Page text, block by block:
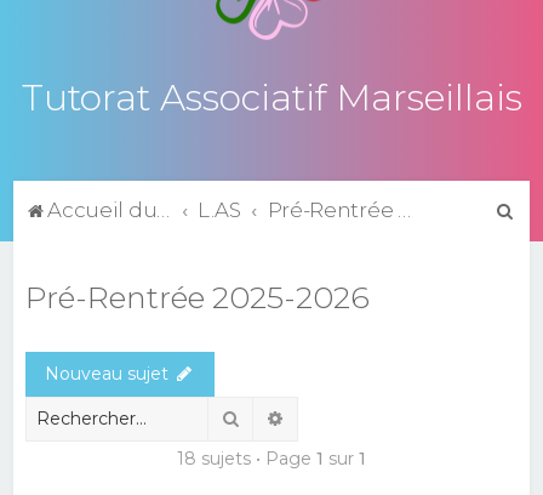
Tutorat Associatif Marseillais
Accueil du forum L.AS Pré-Rentrée 2025-2026
Pré-Rentrée 2025-2026
Nouveau sujet
Rechercher
18 sujets • Page 1 sur 1